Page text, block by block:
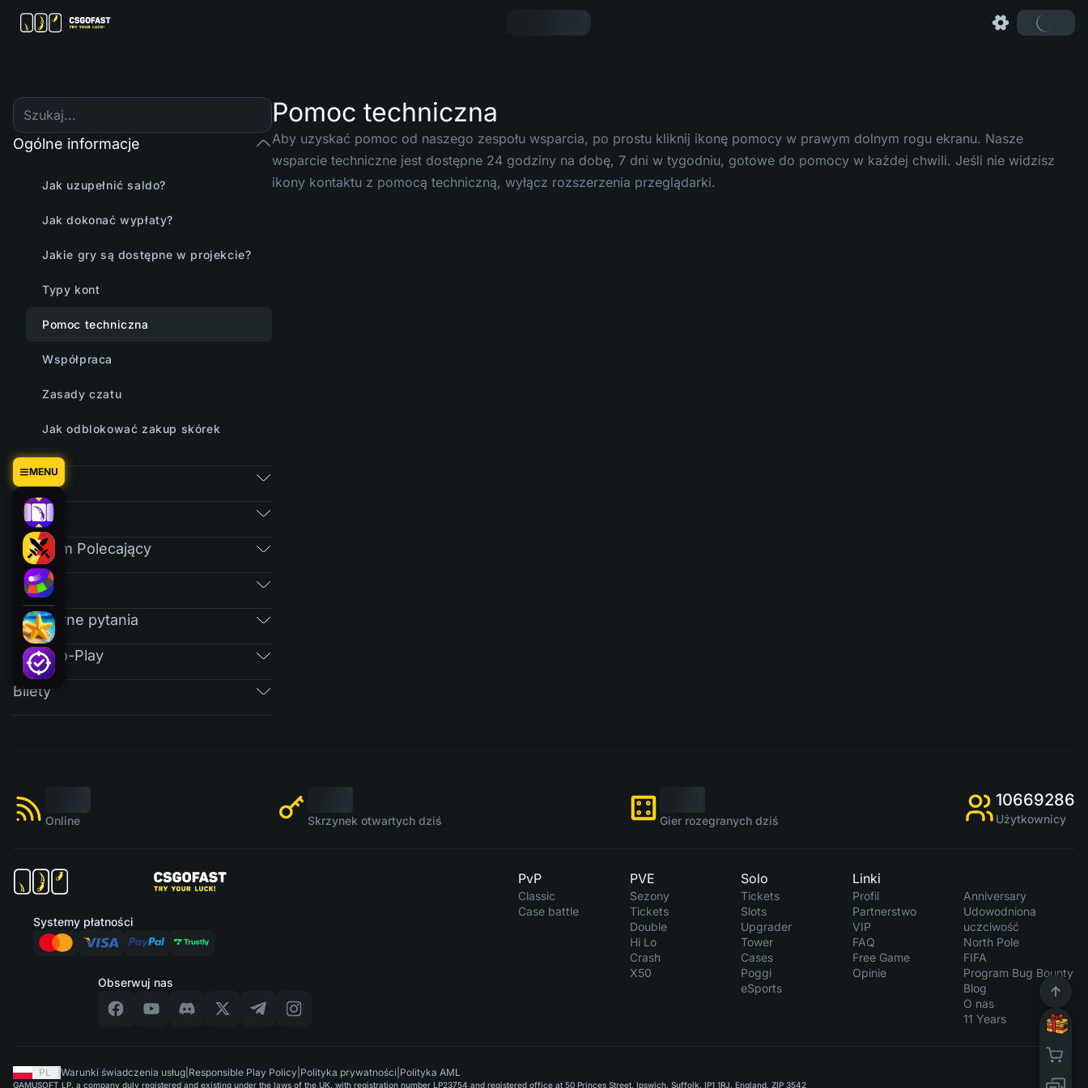
MENU
Ogólne informacje
Jak uzupełnić saldo?
Jak dokonać wypłaty?
Jakie gry są dostępne w projekcie?
Typy kont
Pomoc techniczna
Współpraca
Zasady czatu
Jak odblokować zakup skórek
Gry
Rynek
Program Polecający
RAIN
Regularne pytania
Free-To-Play
Bilety
Pomoc techniczna
Aby uzyskać pomoc od naszego zespołu wsparcia, po prostu kliknij ikonę pomocy w prawym dolnym rogu ekranu. Nasze
wsparcie techniczne jest dostępne 24 godziny na dobę, 7 dni w tygodniu, gotowe do pomocy w każdej chwili. Jeśli nie widzisz
ikony kontaktu z pomocą techniczną, wyłącz rozszerzenia przeglądarki.
Online Skrzynek otwartych dziś Gier rozegranych dziś
10669286
Użytkownicy
Obserwuj nas
Systemy płatności
PvP
Classic
Case battle
PVE
Sezony
Tickets
Double
Hi Lo
Crash
X50
Solo
Tickets
Slots
Upgrader
Tower
Cases
Poggi
eSports
Linki
Profil
Partnerstwo
VIP
FAQ
Free Game
Opinie
Anniversary
Udowodniona
uczciwość
North Pole
FIFA
Program Bug Bounty
Blog
O nas
11 Years
PL Warunki świadczenia usług Responsible Play Policy Polityka prywatności Polityka AML
GAMUSOFT LP, a company duly registered and existing under the laws of the UK, with registration number LP23754 and registered office at 50 Princes Street, Ipswich, Suffolk, IP1 1RJ, England, ZIP 3542